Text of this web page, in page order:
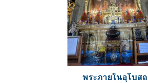
พระภายในอุโบสถ